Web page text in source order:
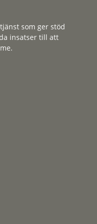
som ger stöd
insatser till att